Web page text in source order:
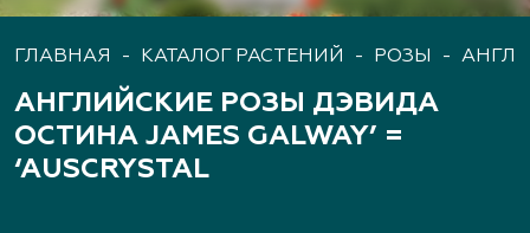
ГЛАВНАЯ - КАТАЛОГ РАСТЕНИЙ - РОЗЫ -
АНГЛИЙСКИЕ РОЗЫ ДЭВИДА
ОСТИНА JAMES GALWAY’ =
‘AUSCRYSTAL